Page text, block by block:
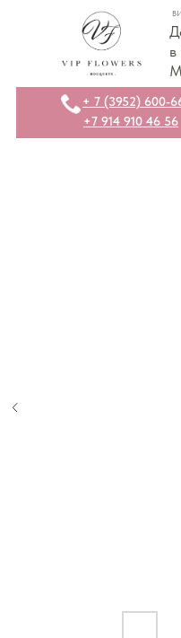
в
+7 914 910 46 56
+ 7 (3952) 600-